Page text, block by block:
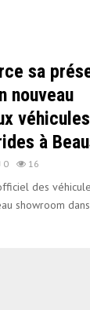
sa
nouveau
véhicules
à
0 16
des
showroom